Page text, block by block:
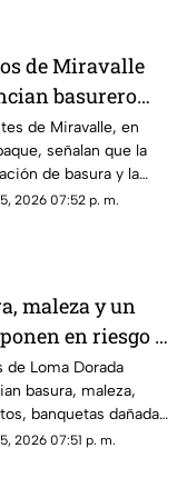
de Miravalle
basurero
y falta de
vial en la
de Miravalle, en
señalan que la
de basura y la
vial
2026 07:52 p. m.
maleza y un
en riesgo a
de Loma
de Loma Dorada
basura, maleza,
banquetas dañadas
que afecta una
2026 07:51 p. m.